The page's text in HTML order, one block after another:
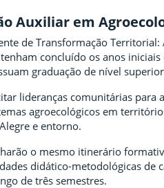
Auxiliar em
de Transformação
concluído os anos
graduação de nível
lideranças comunitárias para
agroecológicos em
e entorno.
o mesmo itinerário
didático-metodológicas de
de três semestres.